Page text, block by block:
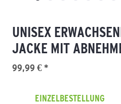
UNISEX
JACKE MIT
99,99 € *
EINZELBESTELLUNG